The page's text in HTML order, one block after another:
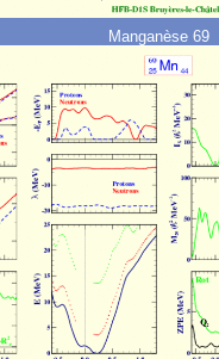
Manganèse 69